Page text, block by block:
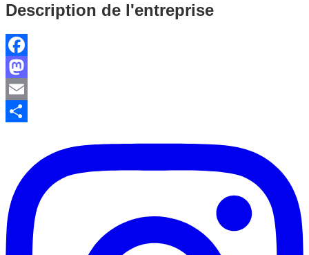
Description de l'entreprise
Facebook
Mastodon
Email